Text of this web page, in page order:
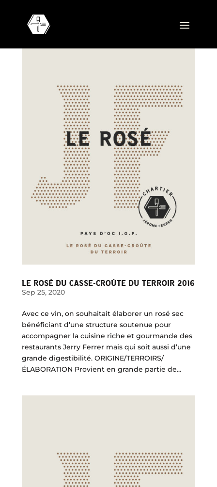
LE ROSÉ DU CASSE-CROÛTE DU TERROIR 2016
Sep 25, 2020
Avec ce vin, on souhaitait élaborer un rosé sec
bénéficiant d’une structure soutenue pour
accompagner la cuisine riche et gourmande des
restaurants Jerry Ferrer mais qui soit aussi d’une
grande digestibilité. ORIGINE/TERROIRS/
ÉLABORATION Provient en grande partie de...